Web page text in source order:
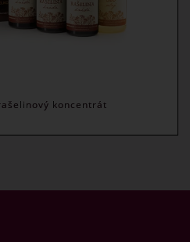
koncentrát